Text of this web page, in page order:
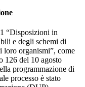
“Disposizioni in
e degli schemi di
loro organismi”, come
126 del 10 agosto
programmazione di
processo è stato